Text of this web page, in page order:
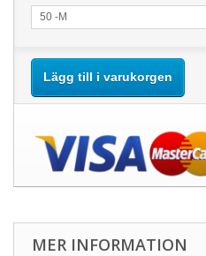
50 -M
Lägg till i varukorgen
MER INFORMATION